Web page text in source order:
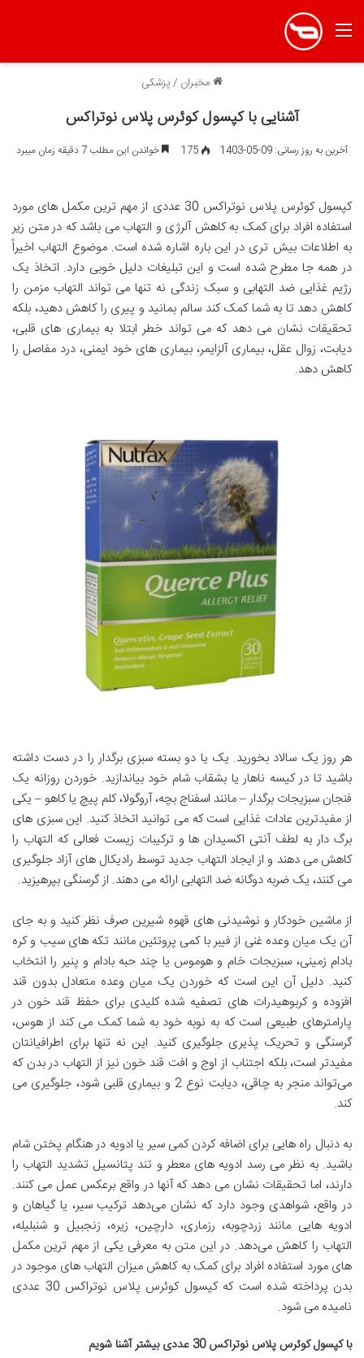
منو
مخبران /پزشکی
آشنایی با کپسول کوئرس پلاس نوتراکس
آخرین به روز رسانی: 09-05-1403 175 خواندن این مطلب 7 دقیقه زمان میبرد
کپسول کوئرس پلاس نوتراکس 30 عددی از مهم ترین مکمل های مورد
استفاده افراد برای کمک به کاهش آلرژی و التهاب می باشد که در متن زیر
به اطلاعات بیش تری در این باره اشاره شده است. موضوع التهاب اخیراً
در همه جا مطرح شده است و این تبلیغات دلیل خوبی دارد. اتخاذ یک
رژیم غذایی ضد التهابی و سبک زندگی نه تنها می تواند التهاب مزمن را
کاهش دهد تا به شما کمک کند سالم بمانید و پیری را کاهش دهید، بلکه
تحقیقات نشان می دهد که می تواند خطر ابتلا به بیماری های قلبی،
دیابت، زوال عقل، بیماری آلزایمر، بیماری های خود ایمنی، درد مفاصل را
کاهش دهد.
هر روز یک سالاد بخورید. یک یا دو بسته سبزی برگدار را در دست داشته
باشید تا در کیسه ناهار یا بشقاب شام خود بیاندازید. خوردن روزانه یک
فنجان سبزیجات برگدار – مانند اسفناج بچه، آروگولا، کلم پیچ یا کاهو – یکی
از مفیدترین عادات غذایی است که می توانید اتخاذ کنید. این سبزی های
برگ دار به لطف آنتی اکسیدان ها و ترکیبات زیست فعالی که التهاب را
کاهش می دهند و از ایجاد التهاب جدید توسط رادیکال های آزاد جلوگیری
می کنند، یک ضربه دوگانه ضد التهابی ارائه می دهند. از گرسنگی بپرهیزید.
از ماشین خودکار و نوشیدنی‌ های قهوه شیرین صرف نظر کنید و به جای
آن یک میان وعده غنی از فیبر با کمی پروتئین مانند تکه ‌های سیب و کره
بادام‌ زمینی، سبزیجات خام و هوموس یا چند حبه بادام و پنیر را انتخاب
کنید. دلیل آن این است که خوردن یک میان وعده متعادل بدون قند
افزوده و کربوهیدرات های تصفیه شده کلیدی برای حفظ قند خون در
پارامترهای طبیعی است که به نوبه خود به شما کمک می کند از هوس،
گرسنگی و تحریک پذیری جلوگیری کنید. این نه تنها برای اطرافیانتان
مفیدتر است، بلکه اجتناب از اوج و افت قند خون نیز از التهاب در بدن که
می‌تواند منجر به چاقی، دیابت نوع 2 و بیماری قلبی شود، جلوگیری می
‌کند.
به دنبال راه هایی برای اضافه کردن کمی سیر یا ادویه در هنگام پختن شام
باشید. به نظر می رسد ادویه های معطر و تند پتانسیل تشدید التهاب را
دارند، اما تحقیقات نشان می دهد که آنها در واقع برعکس عمل می کنند.
در واقع، شواهدی وجود دارد که نشان می‌دهد ترکیب سیر، یا گیاهان و
ادویه ‌هایی مانند زردچوبه، رزماری، دارچین، زیره، زنجبیل و شنبلیله،
التهاب را کاهش می‌دهد. در این متن به معرفی یکی از مهم ترین مکمل
های مورد استفاده افراد برای کمک به کاهش میزان التهاب های موجود در
بدن پرداخته شده است که کپسول کوئرس پلاس نوتراکس 30 عددی
نامیده می شود.
با کپسول کوئرس پلاس نوتراکس 30 عددی بیشتر آشنا شویم